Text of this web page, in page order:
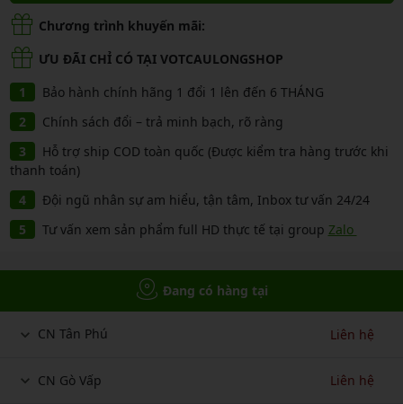
Chương trình khuyến mãi:
ƯU ĐÃI CHỈ CÓ TẠI VOTCAULONGSHOP
Bảo hành chính hãng 1 đổi 1 lên đến 6 THÁNG
Chính sách đổi – trả minh bạch, rõ ràng
Hỗ trợ ship COD toàn quốc (Được kiểm tra hàng trước khi
thanh toán)
Đội ngũ nhân sự am hiểu, tận tâm, Inbox tư vấn 24/24
Tư vấn xem sản phẩm full HD thực tế tại group Zalo
Đang có hàng tại
CN Tân Phú Liên hệ
CN Gò Vấp Liên hệ